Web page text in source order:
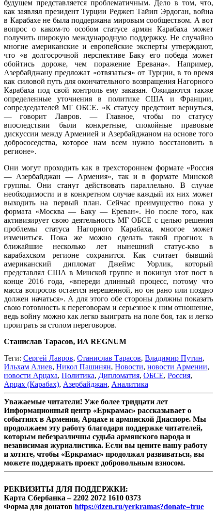
будущем представляется проблематичным. Дело в том, что,
как заявлял президент Турции Реджеп Тайип Эрдоган, война
в Карабахе не была поддержана мировым сообществом. А вот
вопрос о каком-то особом статусе армян Карабаха может
получить широкую международную поддержку. Не случайно
многие американские и европейские эксперты утверждают,
что «в долгосрочной перспективе Баку его победа может
обойтись дороже, чем поражение Еревана». Например,
Азербайджану предложат «отвязаться» от Турции, в то время
как силовой путь для окончательного возвращения Нагорного
Карабаха под свой контроль ему заказан. Ожидаются также
определенные уточнения в политике США и Франции,
сопредседателей МГ ОБСЕ. «К статусу предстоит вернуться,
— говорит Лавров. — Главное, чтобы по статусу
впоследствии были конкретные, спокойные правовые
дискуссии между Арменией и Азербайджаном на основе того
добрососедства, которое нам всем нужно восстановить в
регионе».
Они могут проходить как в трехстороннем формате «Россия
— Азербайджан — Армения», так и в формате Минской
группы. Они станут действовать параллельно. В случае
необходимости и в конкретном случае каждый их них может
выходить на первый план. Сейчас преимущество пока у
формата «Москва — Баку — Ереван». Но после того, как
активизирует свою деятельность МГ ОБСЕ с целью решения
проблемы статуса Нагорного Карабаха, многое может
измениться. Пока же можно сделать такой прогноз: в
ближайшие несколько лет нынешний статус-кво в
карабахском регионе сохранится. Как считает бывший
американский дипломат Джеймс Уорлик, который
представлял США в Минской группе и покинул этот пост в
конце 2016 года, «впереди длинный процесс, потому что
масса вопросов остается нерешенной, но он рано или поздно
должен начаться». А для этого обе стороны должны показать
свою готовность к переговорам и серьезное к ним отношение,
ведь войну можно как легко выиграть на поле боя, так и легко
проиграть за столом переговоров.
Станислав Тарасов, ИА REGNUM
Теги: Cергей Лавров, Станислав Тарасов, Владимир Путин,
Ильхам Алиев, Никол Пашинян, Новости, новости Армении,
новости Арцаха, Политика, Дипломатия, ОБСЕ, Россия,
Арцах (Карабах), Азербайджан, Аналитика
Уважаемые читатели! Уже более тридцати лет
Информационный центр «Еркрамас» рассказывает о
событиях в Армении, Арцахе и армянской Диаспоре. Мы
продолжаем эту работу благодаря поддержке читателей,
которым небезразличны судьба армянского народа и
независимая журналистика. Если вы цените нашу работу
и хотите, чтобы «Еркрамас» продолжал развиваться, вы
можете поддержать проект добровольным взносом.
РЕКВИЗИТЫ ДЛЯ ПОДДЕРЖКИ:
Карта Сбербанка – 2202 2072 1610 0373
Форма для донатов https://dzen.ru/yerkramas?donate=true